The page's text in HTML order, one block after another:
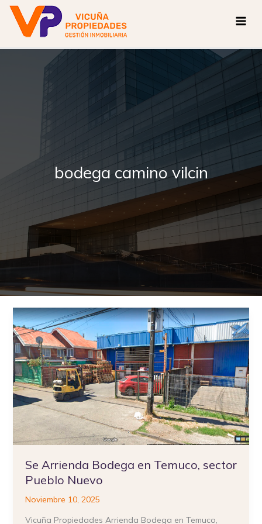
contenido
bodega camino vilcin
Se Arrienda Bodega en Temuco, sector
Pueblo Nuevo
Noviembre 10, 2025
Vicuña Propiedades Arrienda Bodega en Temuco,
Se
Arrienda
Bodega
en
Temuco,
sector
Pueblo
Nuevo